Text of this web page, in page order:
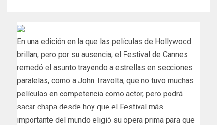
En una edición en la que las películas de Hollywood
brillan, pero por su ausencia, el Festival de Cannes
remedó el asunto trayendo a estrellas en secciones
paralelas, como a John Travolta, que no tuvo muchas
películas en competencia como actor, pero podrá
sacar chapa desde hoy que el Festival más
importante del mundo eligió su opera prima para que